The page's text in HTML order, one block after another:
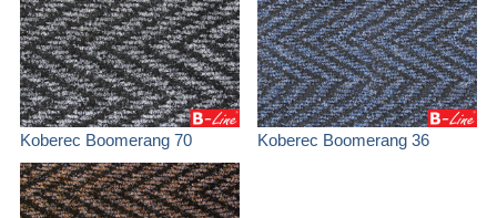
Koberec Boomerang 70 Koberec Boomerang 36